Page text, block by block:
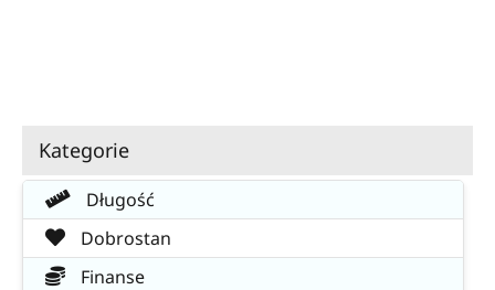
Kategorie
Długość
Dobrostan
Finanse